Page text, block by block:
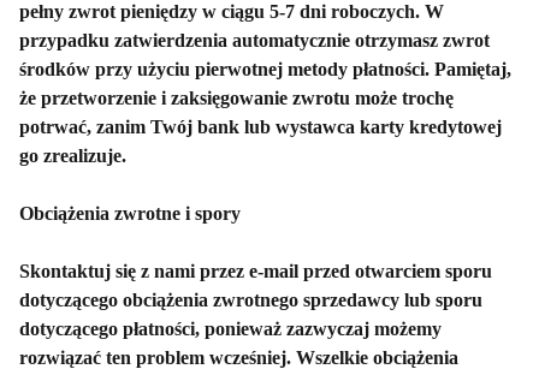
pełny zwrot pieniędzy w ciągu 5-7 dni roboczych. W
przypadku zatwierdzenia automatycznie otrzymasz zwrot
środków przy użyciu pierwotnej metody płatności. Pamiętaj,
że przetworzenie i zaksięgowanie zwrotu może trochę
potrwać, zanim Twój bank lub wystawca karty kredytowej
go zrealizuje.
Obciążenia zwrotne i spory
Skontaktuj się z nami przez e-mail przed otwarciem sporu
dotyczącego obciążenia zwrotnego sprzedawcy lub sporu
dotyczącego płatności, ponieważ zazwyczaj możemy
rozwiązać ten problem wcześniej. Wszelkie obciążenia